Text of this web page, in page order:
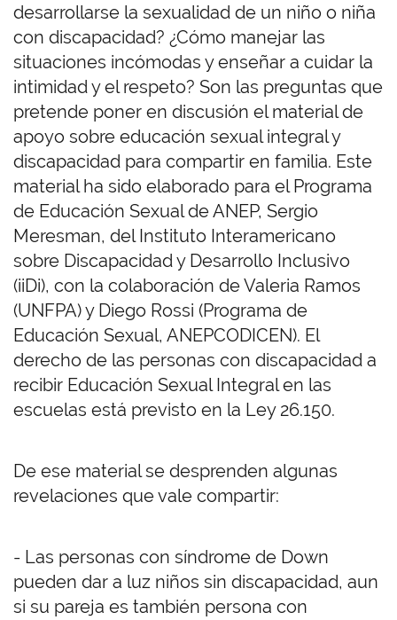
desarrollarse la sexualidad de un niño o niña
con discapacidad? ¿Cómo manejar las
situaciones incómodas y enseñar a cuidar la
intimidad y el respeto? Son las preguntas que
pretende poner en discusión el material de
apoyo sobre educación sexual integral y
discapacidad para compartir en familia. Este
material ha sido elaborado para el Programa
de Educación Sexual de ANEP, Sergio
Meresman, del Instituto Interamericano
sobre Discapacidad y Desarrollo Inclusivo
(iiDi), con la colaboración de Valeria Ramos
(UNFPA) y Diego Rossi (Programa de
Educación Sexual, ANEPCODICEN). El
derecho de las personas con discapacidad a
recibir Educación Sexual Integral en las
escuelas está previsto en la Ley 26.150.
De ese material se desprenden algunas
revelaciones que vale compartir:
- Las personas con síndrome de Down
pueden dar a luz niños sin discapacidad, aun
si su pareja es también persona con